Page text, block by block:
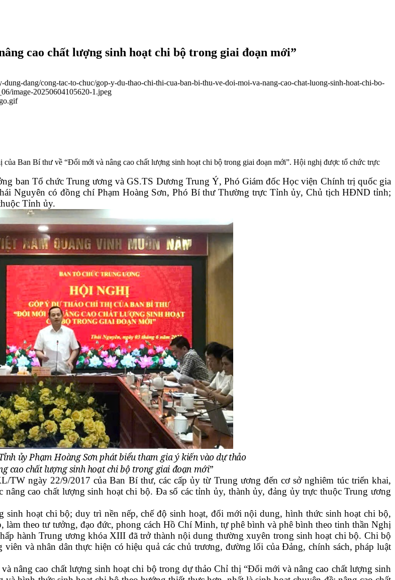
cao chất lượng sinh hoạt chi bộ trong giai đoạn mới”
dung-dang/cong-tac-to-chuc/gop-y-du-thao-chi-thi-cua-ban-bi-thu-ve-doi-moi-va-nang-cao-chat-luong-sinh-hoat-chi-bo-
image-20250604105620-1.jpeg
Ban Bí thư về “Đổi mới và nâng cao chất lượng sinh hoạt chi bộ trong giai đoạn mới”. Hội nghị được tổ chức trực
ban Tổ chức Trung ương và GS.TS Dương Trung Ý, Phó Giám đốc Học viện Chính trị quốc gia
Nguyên có đồng chí Phạm Hoàng Sơn, Phó Bí thư Thường trực Tỉnh ủy, Chủ tịch HĐND tỉnh;
Tỉnh ủy.
ủy Phạm Hoàng Sơn phát biểu tham gia ý kiến vào dự thảo
cao chất lượng sinh hoạt chi bộ trong giai đoạn mới”
TW ngày 22/9/2017 của Ban Bí thư, các cấp ủy từ Trung ương đến cơ sở nghiêm túc triển khai,
cao chất lượng sinh hoạt chi bộ. Đa số các tỉnh ủy, thành ủy, đảng ủy trực thuộc Trung ương
sinh hoạt chi bộ; duy trì nền nếp, chế độ sinh hoạt, đổi mới nội dung, hình thức sinh hoạt chi bộ,
theo tư tưởng, đạo đức, phong cách Hồ Chí Minh, tự phê bình và phê bình theo tinh thần Nghị
hành Trung ương khóa XIII đã trở thành nội dung thường xuyên trong sinh hoạt chi bộ. Chi bộ
và nhân dân thực hiện có hiệu quả các chủ trương, đường lối của Đảng, chính sách, pháp luật
nâng cao chất lượng sinh hoạt chi bộ trong dự thảo Chỉ thị “Đổi mới và nâng cao chất lượng sinh